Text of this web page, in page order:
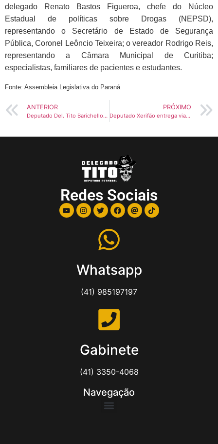
delegado Renato Bastos Figueroa, chefe do Núcleo
Estadual de políticas sobre Drogas (NEPSD),
representando o Secretário de Estado de Segurança
Pública, Coronel Leôncio Teixeira; o vereador Rodrigo Reis,
representando a Câmara Municipal de Curitiba;
especialistas, familiares de pacientes e estudantes.
Fonte: Assembleia Legislativa do Paraná
ANTERIOR
Deputado Del. Tito Barichello promove Audiência Pública para tratar da Política Estadual das Casas de Apoio no Paraná
PRÓXIMO
Deputado Xerifão entrega viaturas descaracterizadas para o Setor de Operações Especiais Penais do município de Piraquara
Redes Sociais
Whatsapp
(41) 985197197
Gabinete
(41) 3350-4068
Navegação